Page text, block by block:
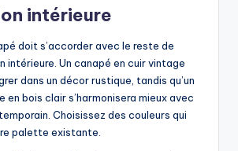
intérieure
doit s’accorder avec le reste de
intérieure. Un canapé en cuir vintage
dans un décor rustique, tandis qu’un
en bois clair s’harmonisera mieux avec
Choisissez des couleurs qui
palette existante.